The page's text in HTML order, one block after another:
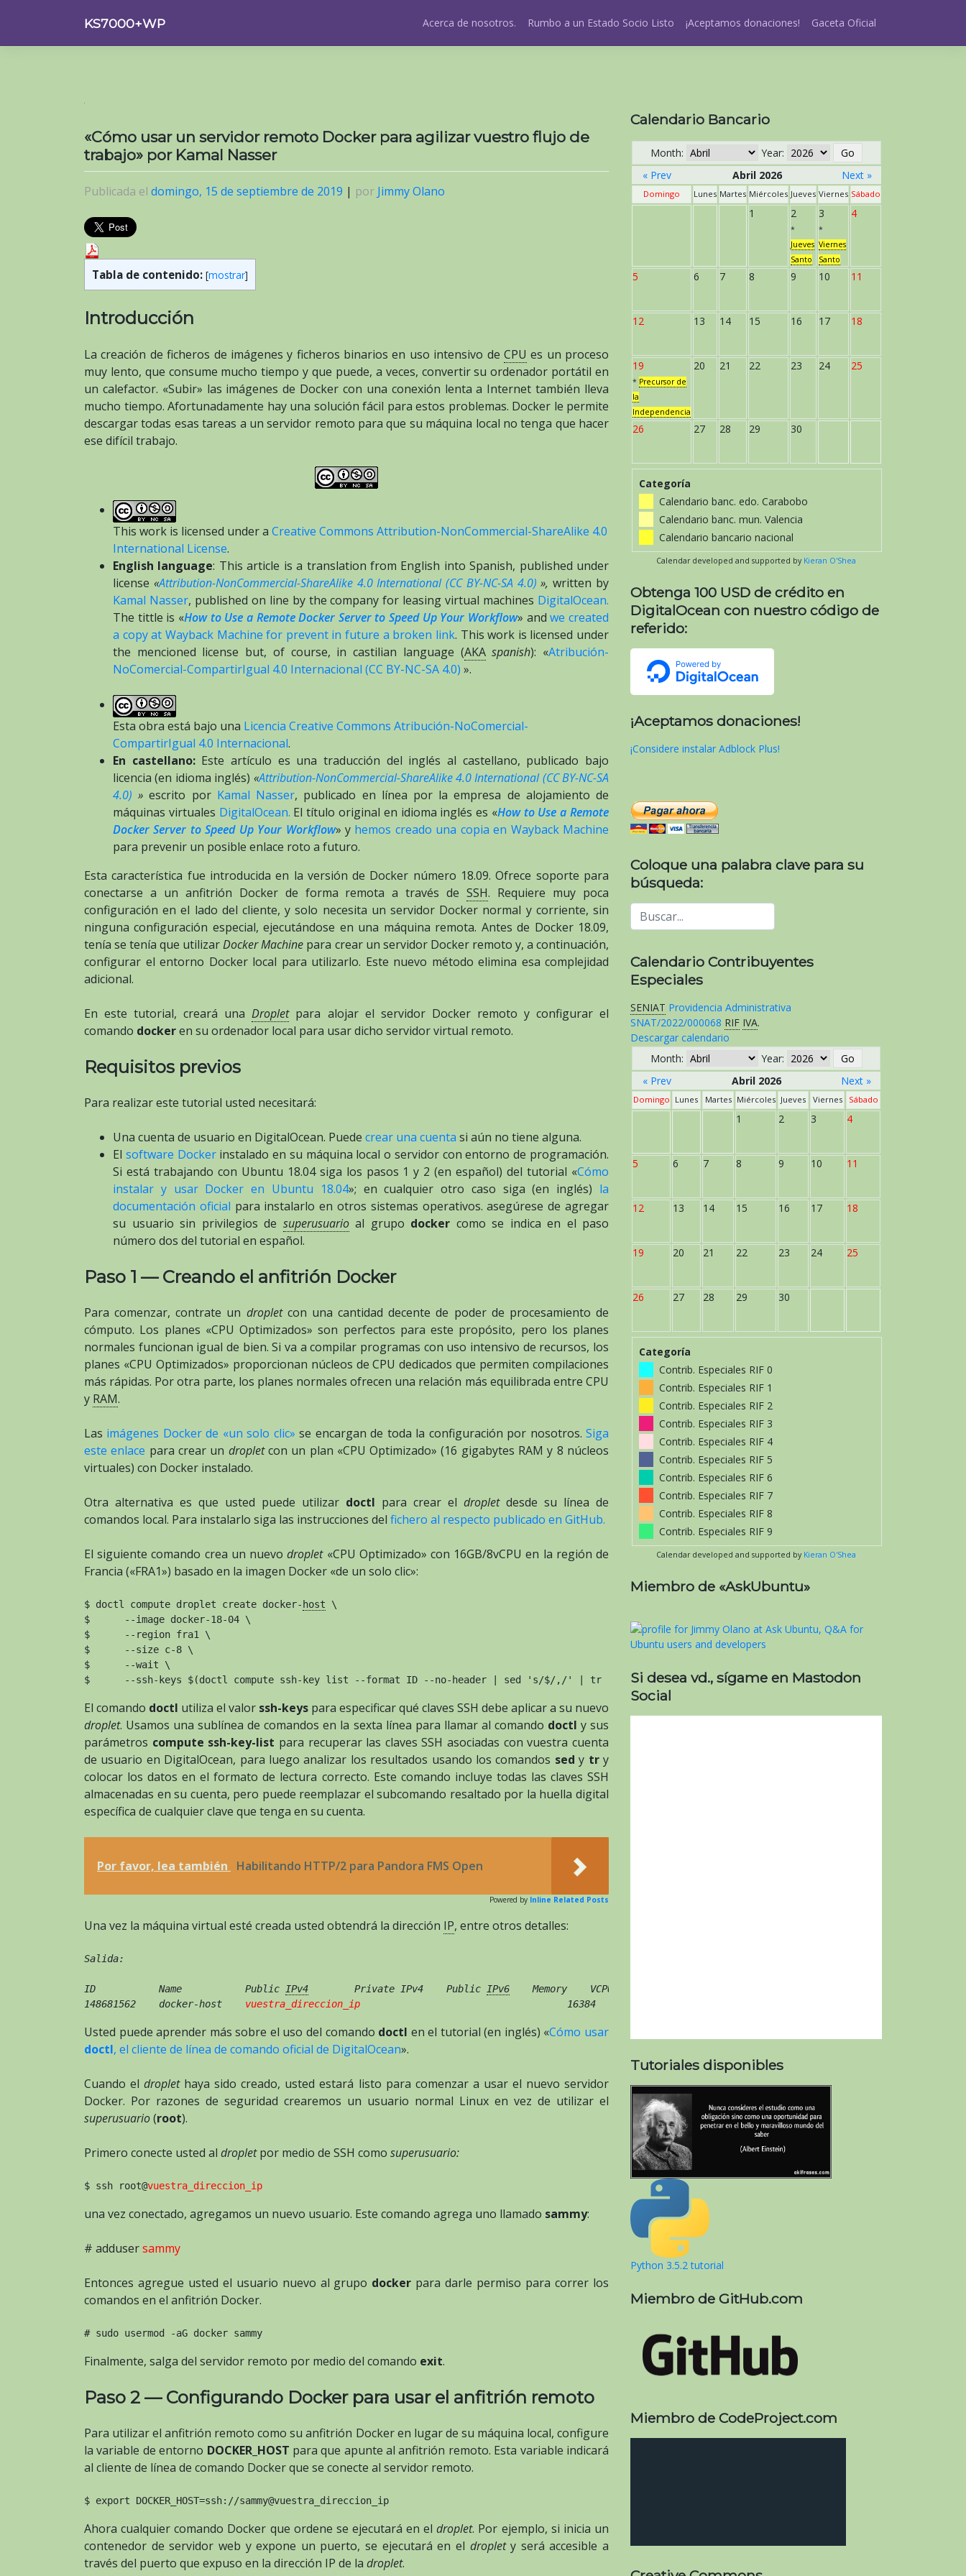
contenido
KS7000+WP Acerca de nosotros. Rumbo a un Estado Socio Listo ¡Aceptamos donaciones! Gaceta Oficial
«Cómo usar un servidor remoto Docker para agilizar vuestro flujo de
trabajo» por Kamal Nasser
Publicada el domingo, 15 de septiembre de 2019 | por Jimmy Olano
Tabla de contenido: [mostrar]
Introducción
La creación de ficheros de imágenes y ficheros binarios en uso intensivo de CPU es un proceso
muy lento, que consume mucho tiempo y que puede, a veces, convertir su ordenador portátil en
un calefactor. «Subir» las imágenes de Docker con una conexión lenta a Internet también lleva
mucho tiempo. Afortunadamente hay una solución fácil para estos problemas. Docker le permite
descargar todas esas tareas a un servidor remoto para que su máquina local no tenga que hacer
ese difícil trabajo.
This work is licensed under a Creative Commons Attribution-NonCommercial-ShareAlike 4.0
International License.
English language: This article is a translation from English into Spanish, published under
license «Attribution-NonCommercial-ShareAlike 4.0 International (CC BY-NC-SA 4.0) »,written by
Kamal Nasser, published on line by the company for leasing virtual machines DigitalOcean.
The tittle is «How to Use a Remote Docker Server to Speed Up Your Workflow» andwe created
a copy at Wayback Machine for prevent in future a broken link. This work is licensed under
the mencioned license but, of course, in castilian language (AKA spanish): «Atribución-
NoComercial-CompartirIgual 4.0 Internacional (CC BY-NC-SA 4.0) ».
Esta obra está bajo una Licencia Creative Commons Atribución-NoComercial-
CompartirIgual 4.0 Internacional.
En castellano: Este artículo es una traducción del inglés al castellano, publicado bajo
licencia (en idioma inglés) «Attribution-NonCommercial-ShareAlike 4.0 International (CC BY-NC-SA
4.0) »escrito por Kamal Nasser, publicado en línea por la empresa de alojamiento de
máquinas virtuales DigitalOcean. El título original en idioma inglés es «How to Use a Remote
Docker Server to Speed Up Your Workflow» y hemos creado una copia en Wayback Machine
para prevenir un posible enlace roto a futuro.
Esta característica fue introducida en la versión de Docker número 18.09. Ofrece soporte para
conectarse a un anfitrión Docker de forma remota a través deSSH. Requiere muy poca
configuración en el lado del cliente, y solo necesita un servidor Docker normal y corriente, sin
ninguna configuración especial, ejecutándose en una máquina remota. Antes de Docker 18.09,
tenía se tenía que utilizarDocker Machine para crear un servidor Docker remoto y, a continuación,
configurar el entorno Docker local para utilizarlo. Este nuevo método elimina esa complejidad
adicional.
En este tutorial, creará unaDropletpara alojar el servidor Docker remoto y configurar el
comando dockeren su ordenador local para usar dicho servidor virtual remoto.
Requisitos previos
Para realizar este tutorial usted necesitará:
Una cuenta de usuario en DigitalOcean. Puede crear una cuenta si aún no tiene alguna.
El software Dockerinstalado en su máquina local o servidor con entorno de programación.
Si está trabajando con Ubuntu 18.04 siga los pasos 1 y 2 (en español) del tutorial «Cómo
instalar y usar Docker en Ubuntu 18.04»; en cualquier otro caso siga (en inglés) la
documentación oficial para instalarlo en otros sistemas operativos. asegúrese de agregar
su usuario sin privilegios de superusuarioal grupo docker como se indica en el paso
número dos del tutorial en español.
Paso 1 — Creando el anfitrión Docker
Para comenzar, contrate un dropletcon una cantidad decente de poder de procesamiento de
cómputo. Los planes «CPU Optimizados» son perfectos para este propósito, pero los planes
normales funcionan igual de bien. Si va a compilar programas con uso intensivo de recursos, los
planes «CPU Optimizados» proporcionan núcleos de CPU dedicados que permiten compilaciones
más rápidas. Por otra parte, los planes normales ofrecen una relación más equilibrada entre CPU
y RAM.
Las imágenes Docker de «un solo clic» se encargan de toda la configuración por nosotros.Siga
este enlace para crear un dropletcon un plan «CPU Optimizado» (16 gigabytes RAM y 8 núcleos
virtuales) con Docker instalado.
Otra alternativa es que usted puede utilizar doctl para crear el dropletdesde su línea de
comandos local. Para instalarlo siga las instrucciones del fichero al respecto publicado en GitHub.
El siguiente comando crea un nuevodroplet «CPU Optimizado» con 16GB/8vCPU en la región de
Francia («FRA1») basado en la imagen Docker «de un solo clic»:
$ doctl compute droplet create docker- host \
$      --image docker-18-04 \
$      --region fra1 \
$      --size c-8 \
$      --wait \
$      --ssh-keys $(doctl compute ssh-key list --format ID --no-header | sed 's/$/,/' | tr -d '\n' | sed 's/,$//')
El comando doctl utiliza el valor ssh-keys para especificar qué claves SSH debe aplicar a su nuevo
droplet. Usamos una sublínea de comandos en la sexta línea para llamar al comando doctl y sus
parámetros compute ssh-key-list para recuperar las claves SSH asociadas con vuestra cuenta
de usuario en DigitalOcean, para luego analizar los resultados usando los comandos sed y try
colocar los datos en el formato de lectura correcto. Este comando incluye todas las claves SSH
almacenadas en su cuenta, pero puede reemplazar el subcomando resaltado por la huella digital
específica de cualquier clave que tenga en su cuenta.
Por favor, lea también Habilitando HTTP/2 para Pandora FMS Open
Powered by Inline Related Posts
Una vez la máquina virtual esté creada usted obtendrá la dirección IP, entre otros detalles:
Salida:
ID           Name           Public IPv4
        Private IPv4    Public
IPv6
Memory    VCPUs    Disk    Region    Image
148681562    docker-host vuestra_direccion_ip
Usted puede aprender más sobre el uso del comando doctl en el tutorial (en inglés) «Cómo usar
doctl, el cliente de línea de comando oficial de DigitalOcean».
Cuando eldroplethaya sido creado, usted estará listo para comenzar a usar el nuevo servidor
Docker. Por razones de seguridad crearemos un usuario normal Linux en vez de utilizar el
superusuario(root).
Primero conecte usted al dropletpor medio de SSH como superusuario:
$ ssh root@vuestra_direccion_ip
una vez conectado, agregamos un nuevo usuario. Este comando agrega uno llamado sammy:
# addusersammy
Entonces agregue usted el usuario nuevo al grupo docker para darle permiso para correr los
comandos en el anfitrión Docker.
# sudo usermod -aG docker sammy
Finalmente, salga del servidor remoto por medio del comando exit.
Paso 2 — Configurando Docker para usar el anfitrión remoto
Para utilizar el anfitrión remoto como su anfitrión Docker en lugar de su máquina local, configure
la variable de entorno DOCKER_HOST para que apunte al anfitrión remoto. Esta variable indicará
al cliente de línea de comando Docker que se conecte al servidor remoto.
$ export DOCKER_HOST=ssh://sammy@vuestra_direccion_ip
Ahora cualquier comando Docker que ordene se ejecutará en eldroplet. Por ejemplo, si inicia un
contenedor de servidor web y expone un puerto, se ejecutará en el droplety será accesible a
través del puerto que expuso en la dirección IP de la droplet.
Calendario Bancario
Month:
Year:
« Prev
Abril 2026 Next »
Domingo Lunes Martes Miércoles Jueves Viernes Sábado
1 2
*
Jueves
Santo
3
*
Viernes
Santo
4
5 6 7 8 9 10 11
12 13 14 15 16 17 18
19
* Precursor de
la
Independencia
20 21 22 23 24 25
26 27 28 29 30
Categoría
Calendario banc. edo. Carabobo
Calendario banc. mun. Valencia
Calendario bancario nacional
Calendar developed and supported by Kieran O'Shea
Obtenga 100 USD de crédito en
DigitalOcean con nuestro código de
referido:
¡Aceptamos donaciones!
¡Considere instalar Adblock Plus!
Coloque una palabra clave para su
búsqueda:
Calendario Contribuyentes
Especiales
SENIAT Providencia Administrativa
SNAT/2022/000068 RIF IVA.
Descargar calendario
Month:
Year:
« Prev
Abril 2026 Next »
Domingo Lunes Martes Miércoles Jueves Viernes Sábado
1 2 3 4
5 6 7 8 9 10 11
12 13 14 15 16 17 18
19 20 21 22 23 24 25
26 27 28 29 30
Categoría
Contrib. Especiales RIF 0
Contrib. Especiales RIF 1
Contrib. Especiales RIF 2
Contrib. Especiales RIF 3
Contrib. Especiales RIF 4
Contrib. Especiales RIF 5
Contrib. Especiales RIF 6
Contrib. Especiales RIF 7
Contrib. Especiales RIF 8
Contrib. Especiales RIF 9
Calendar developed and supported by Kieran O'Shea
Miembro de «AskUbuntu»
Si desea vd., sígame en Mastodon
Social
Tutoriales disponibles
Python 3.5.2 tutorial
Miembro de GitHub.com
Miembro de CodeProject.com